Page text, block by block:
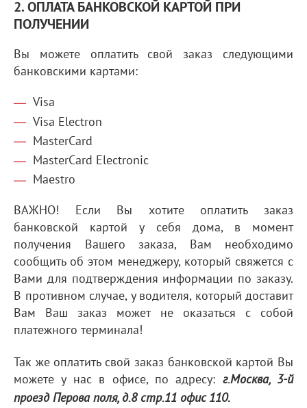
2. ОПЛАТА БАНКОВСКОЙ КАРТОЙ ПРИ
ПОЛУЧЕНИИ
Вы можете оплатить свой заказ следующими
банковскими картами:
Visa
Visa Electron
MasterCard
MasterCard Electronic
Maestro
ВАЖНО! Если Вы хотите оплатить заказ
банковской картой у себя дома, в момент
получения Вашего заказа, Вам необходимо
сообщить об этом менеджеру, который свяжется с
Вами для подтверждения информации по заказу.
В противном случае, у водителя, который доставит
Вам Ваш заказ может не оказаться с собой
платежного терминала!
Так же оплатить свой заказ банковской картой Вы
можете у нас в офисе, по адресу: г.Москва, 3-й
проезд Перова поля, д.8 стр.11 офис 110.